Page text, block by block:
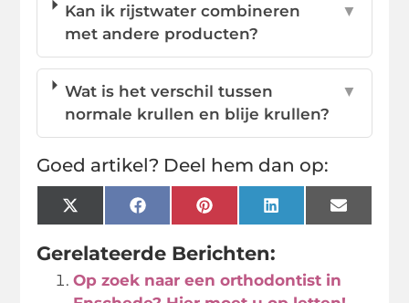
Kan ik rijstwater combineren
met andere producten?
▼
Wat is het verschil tussen
normale krullen en blije krullen?
▼
Goed artikel? Deel hem dan op:
X
(Twitter)
FacebookPinterestLinkedInEmail
Gerelateerde Berichten:
Op zoek naar een orthodontist in